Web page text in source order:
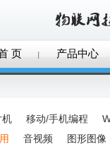
页 产品中心
机 移动/手机编程
音视频 图形图像